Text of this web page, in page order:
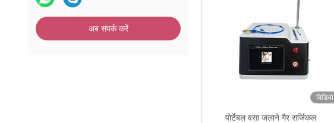
अब संपर्क करें
विडियो
पोर्टेबल वसा जलाने गैर सर्जिकल